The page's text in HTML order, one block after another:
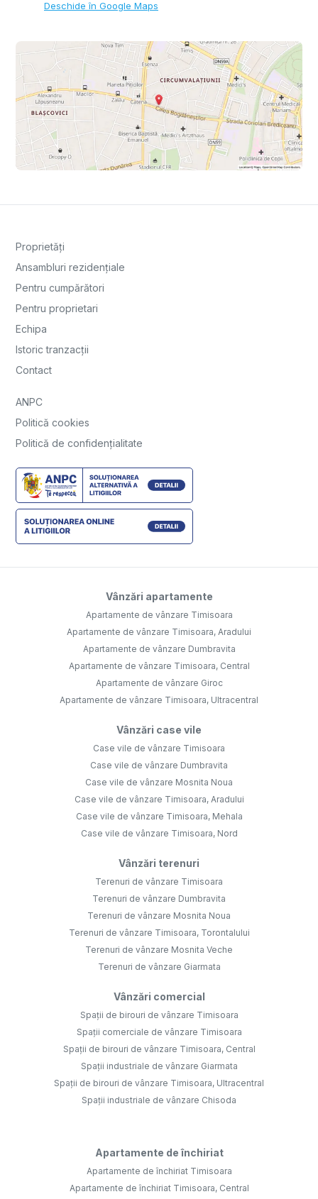
Deschide în Google Maps
Proprietăți
Ansambluri rezidențiale
Pentru cumpărători
Pentru proprietari
Echipa
Istoric tranzacții
Contact
ANPC
Politică cookies
Politică de confidențialitate
Vânzări apartamente
Apartamente de vânzare Timisoara
Apartamente de vânzare Timisoara, Aradului
Apartamente de vânzare Dumbravita
Apartamente de vânzare Timisoara, Central
Apartamente de vânzare Giroc
Apartamente de vânzare Timisoara, Ultracentral
Vânzări case vile
Case vile de vânzare Timisoara
Case vile de vânzare Dumbravita
Case vile de vânzare Mosnita Noua
Case vile de vânzare Timisoara, Aradului
Case vile de vânzare Timisoara, Mehala
Case vile de vânzare Timisoara, Nord
Vânzări terenuri
Terenuri de vânzare Timisoara
Terenuri de vânzare Dumbravita
Terenuri de vânzare Mosnita Noua
Terenuri de vânzare Timisoara, Torontalului
Terenuri de vânzare Mosnita Veche
Terenuri de vânzare Giarmata
Vânzări comercial
Spații de birouri de vânzare Timisoara
Spații comerciale de vânzare Timisoara
Spații de birouri de vânzare Timisoara, Central
Spații industriale de vânzare Giarmata
Spații de birouri de vânzare Timisoara, Ultracentral
Spații industriale de vânzare Chisoda
Apartamente de închiriat
Apartamente de închiriat Timisoara
Apartamente de închiriat Timisoara, Central